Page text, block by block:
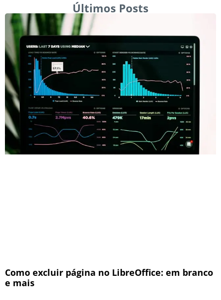
Últimos Posts
Como excluir página no LibreOffice: em branco
e mais